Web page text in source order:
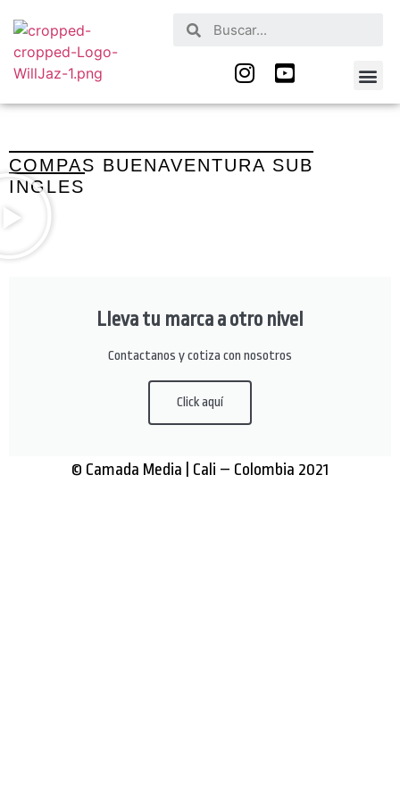
COMPAS BUENAVENTURA SUB
INGLES
Lleva tu marca a otro nivel
Contactanos y cotiza con nosotros
Click aquí
© Camada Media | Cali – Colombia 2021